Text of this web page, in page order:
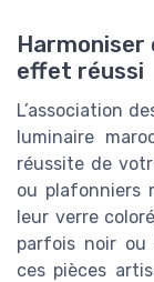
effet réussi
L’association
luminaire
réussite de
ou plafonniers
leur verre
parfois noir ou
ces pièces